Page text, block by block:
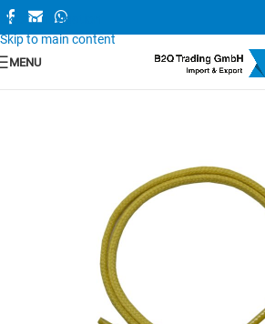
Skip to navigation
Skip to main content
MENU